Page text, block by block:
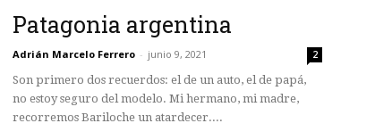
Patagonia argentina
Adrián Marcelo Ferrero - junio 9, 2021 2
Son primero dos recuerdos: el de un auto, el de papá,
no estoy seguro del modelo. Mi hermano, mi madre,
recorremos Bariloche un atardecer....